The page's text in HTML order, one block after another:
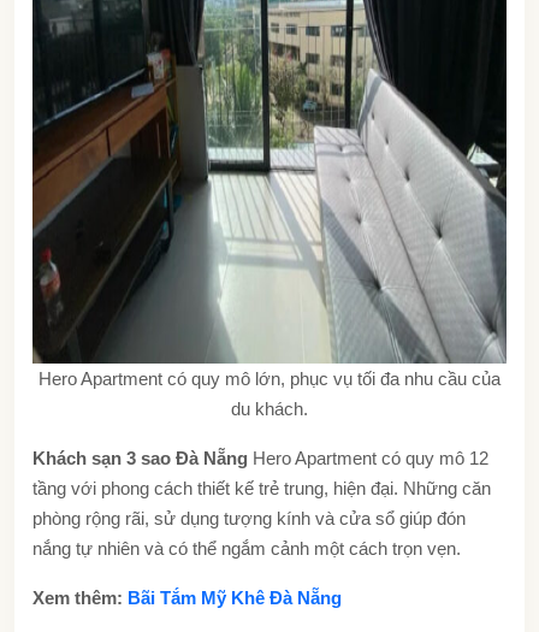
Hero Apartment có quy mô lớn, phục vụ tối đa nhu cầu của
du khách.
Khách sạn 3 sao Đà Nẵng Hero Apartment có quy mô 12
tầng với phong cách thiết kế trẻ trung, hiện đại. Những căn
phòng rộng rãi, sử dụng tượng kính và cửa sổ giúp đón
nắng tự nhiên và có thể ngắm cảnh một cách trọn vẹn.
Xem thêm: Bãi Tắm Mỹ Khê Đà Nẵng